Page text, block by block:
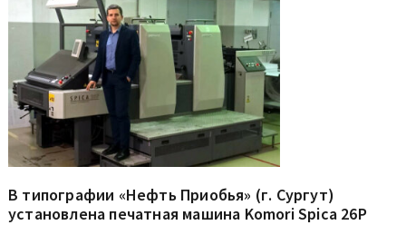
В типографии «Нефть Приобья» (г. Сургут)
установлена печатная машина Komori Spica 26P